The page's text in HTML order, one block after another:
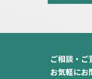
ご相談・ご
お気軽にお